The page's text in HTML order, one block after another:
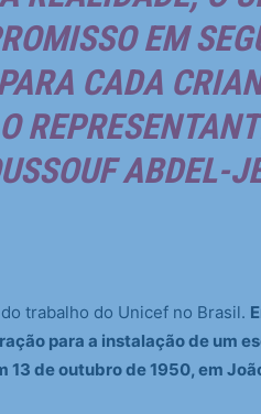
EM
CADA
ABDEL-
trabalho do Unicef no Brasil.
para a instalação de um
de outubro de 1950, em